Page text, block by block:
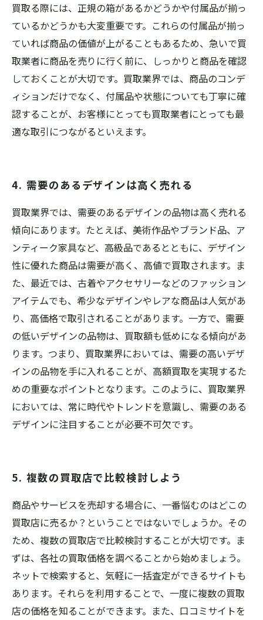
買取る際には、正規の箱があるかどうかや付属品が揃っ
ているかどうかも大変重要です。これらの付属品が揃っ
ていれば商品の価値が上がることもあるため、急いで買
取業者に商品を売りに行く前に、しっかりと商品を確認
しておくことが大切です。買取業界では、商品のコンデ
ィションだけでなく、付属品や状態についても丁寧に確
認することが、お客様にとっても買取業者にとっても最
適な取引につながるといえます。
4. 需要のあるデザインは高く売れる
買取業界では、需要のあるデザインの品物は高く売れる
傾向にあります。たとえば、美術作品やブランド品、ア
ンティーク家具など、高級品であるとともに、デザイン
性に優れた商品は需要が高く、高値で買取されます。ま
た、最近では、古着やアクセサリーなどのファッション
アイテムでも、希少なデザインやレアな商品は人気があ
り、高価格で取引されることがあります。一方で、需要
の低いデザインの品物は、買取額も低めになる傾向があ
ります。つまり、買取業界においては、需要の高いデザ
インの品物を手に入れることが、高額買取を実現するた
めの重要なポイントとなります。このように、買取業界
においては、常に時代やトレンドを意識し、需要のある
デザインに注目することが必要不可欠です。
5. 複数の買取店で比較検討しよう
商品やサービスを売却する場合に、一番悩むのはどこの
買取店に売るか？ということではないでしょうか。その
ため、複数の買取店で比較検討することが大切です。ま
ずは、各社の買取価格を調べることから始めましょう。
ネットで検索すると、気軽に一括査定ができるサイトも
あります。それらを利用することで、一度に複数の買取
店の価格を知ることができます。また、口コミサイトを